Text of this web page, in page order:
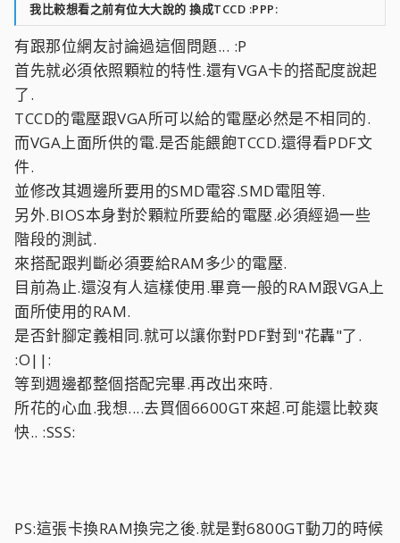
我比較想看之前有位大大說的 換成TCCD :PPP:
有跟那位網友討論過這個問題... :P
首先就必須依照顆粒的特性.還有VGA卡的搭配度說起
了.
TCCD的電壓跟VGA所可以給的電壓必然是不相同的.
而VGA上面所供的電.是否能餵飽TCCD.還得看PDF文
件.
並修改其週邊所要用的SMD電容.SMD電阻等.
另外.BIOS本身對於顆粒所要給的電壓.必須經過一些
階段的測試.
來搭配跟判斷必須要給RAM多少的電壓.
目前為止.還沒有人這樣使用.畢竟一般的RAM跟VGA上
面所使用的RAM.
是否針腳定義相同.就可以讓你對PDF對到"花轟"了.
:O||:
等到週邊都整個搭配完畢.再改出來時.
所花的心血.我想....去買個6600GT來超.可能還比較爽
快.. :SSS:
PS:這張卡換RAM換完之後.就是對6800GT動刀的時候